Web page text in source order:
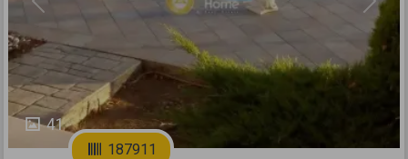
41
Previous Next
187911